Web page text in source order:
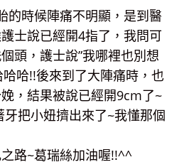
的時候陣痛不明顯，是到醫
士說已經開4指了，我問可
頭，護士說”我哪裡也別想
哈哈!!後來到了大陣痛時，也
，結果被說已經開9cm了~
把小妞擠出來了~我懂那個
路~葛瑞絲加油喔!!^^